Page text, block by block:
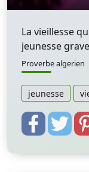
La vieillesse
jeunesse
Proverbe algerien
jeunesse